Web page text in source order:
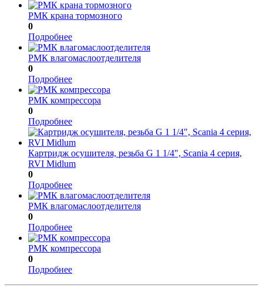
РМК крана тормозного
0
Подробнее
РМК влагомаслоотделителя
0
Подробнее
РМК компрессора
0
Подробнее
Картридж осушителя, резьба G 1 1/4", Scania 4 серия,
RVI Midlum
0
Подробнее
РМК влагомаслоотделителя
0
Подробнее
РМК компрессора
0
Подробнее